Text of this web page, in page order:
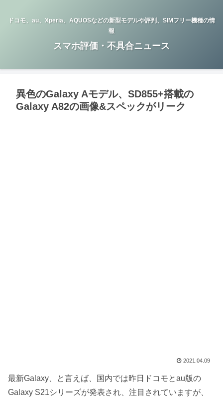
ドコモ、au、Xperia、AQUOSなどの新型モデルや評判、SIMフリー機種の情
報
スマホ評価・不具合ニュース
異色のGalaxy Aモデル、SD855+搭載の
Galaxy A82の画像&スペックがリーク
2021.04.09
最新Galaxy、と言えば、国内では昨日ドコモとau版の
Galaxy S21シリーズが発表され、注目されていますが、